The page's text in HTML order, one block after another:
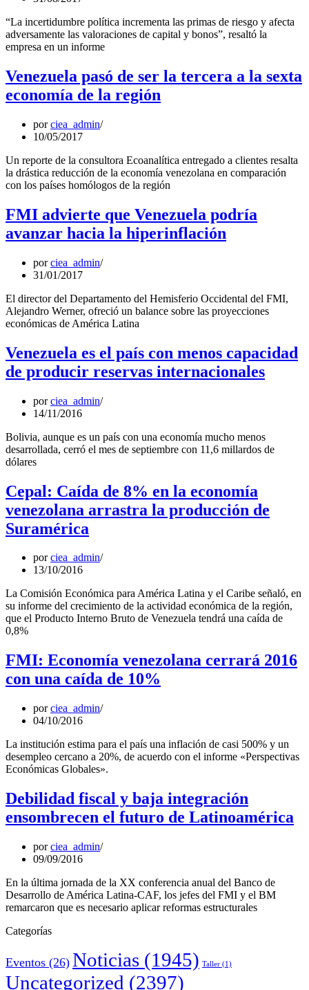
“La incertidumbre política incrementa las primas de riesgo y afecta
adversamente las valoraciones de capital y bonos”, resaltó la
empresa en un informe
Venezuela pasó de ser la tercera a la sexta
economía de la región
porciea_admin
10/05/2017
Un reporte de la consultora Ecoanalítica entregado a clientes resalta
la drástica reducción de la economía venezolana en comparación
con los países homólogos de la región
FMI advierte que Venezuela podría
avanzar hacia la hiperinflación
porciea_admin
31/01/2017
El director del Departamento del Hemisferio Occidental del FMI,
Alejandro Werner, ofreció un balance sobre las proyecciones
económicas de América Latina
Venezuela es el país con menos capacidad
de producir reservas internacionales
porciea_admin
14/11/2016
Bolivia, aunque es un país con una economía mucho menos
desarrollada, cerró el mes de septiembre con 11,6 millardos de
dólares
Cepal: Caída de 8% en la economía
venezolana arrastra la producción de
Suramérica
porciea_admin
13/10/2016
La Comisión Económica para América Latina y el Caribe señaló, en
su informe del crecimiento de la actividad económica de la región,
que el Producto Interno Bruto de Venezuela tendrá una caída de
0,8%
FMI: Economía venezolana cerrará 2016
con una caída de 10%
porciea_admin
04/10/2016
La institución estima para el país una inflación de casi 500% y un
desempleo cercano a 20%, de acuerdo con el informe «Perspectivas
Económicas Globales».
Debilidad fiscal y baja integración
ensombrecen el futuro de Latinoamérica
porciea_admin
09/09/2016
En la última jornada de la XX conferencia anual del Banco de
Desarrollo de América Latina-CAF, los jefes del FMI y el BM
remarcaron que es necesario aplicar reformas estructurales
Categorías
Eventos (26) Noticias (1945) Taller (1)
Uncategorized (2397)